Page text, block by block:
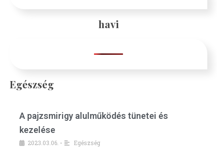
havi
Egészség
A pajzsmirigy alulműködés tünetei és
kezelése
2023.03.06. •
Egészség